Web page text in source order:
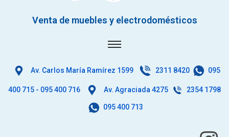
Venta de muebles y electrodomésticos
Av. Carlos María Ramírez 1599 2311 8420 095
400 715 - 095 400 716 Av. Agraciada 4275 2354 1798
095 400 713